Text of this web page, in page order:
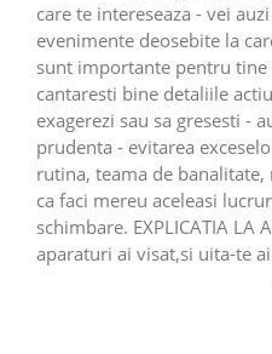
care te intereseaza - vei
evenimente deosebite la
sunt importante pentru tine
cantaresti bine detaliile
exagerezi sau sa gresesti -
prudenta - evitarea
rutina, teama de
ca faci mereu aceleasi
schimbare. EXPLICATIA LA
aparaturi ai visat,si uita-te